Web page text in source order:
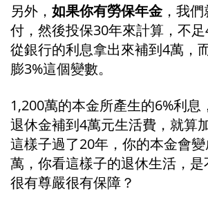
另外， 如果你有勞保年金，我們
付，然後投保30年來計算，不足
從銀行的利息拿出來補到4萬，
膨3%這個變數。
1,200萬的本金所產生的6%利息
退休金補到4萬元生活費，就算
這樣子過了20年，你的本金會
萬，你看這樣子的退休生活，
很有尊嚴很有保障？